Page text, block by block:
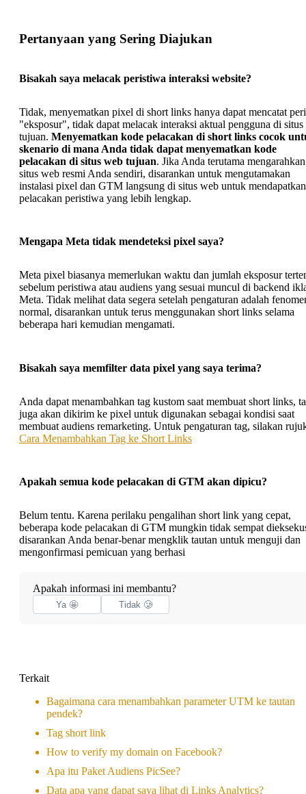
Pertanyaan yang Sering Diajukan
Bisakah saya melacak peristiwa interaksi website?
Tidak, menyematkan pixel di short links hanya dapat mencatat
"eksposur", tidak dapat melacak interaksi aktual pengguna di
tujuan. Menyematkan kode pelacakan di short links cocok
skenario di mana Anda tidak dapat menyematkan kode
pelacakan di situs web tujuan. Jika Anda terutama
situs web resmi Anda sendiri, disarankan untuk mengutamakan
instalasi pixel dan GTM langsung di situs web untuk mendapatkan
pelacakan peristiwa yang lebih lengkap.
Mengapa Meta tidak mendeteksi pixel saya?
Meta pixel biasanya memerlukan waktu dan jumlah eksposur
sebelum peristiwa atau audiens yang sesuai muncul di backend
Meta. Tidak melihat data segera setelah pengaturan adalah
normal, disarankan untuk terus menggunakan short links selama
beberapa hari kemudian mengamati.
Bisakah saya memfilter data pixel yang saya terima?
Anda dapat menambahkan tag kustom saat membuat short links,
juga akan dikirim ke pixel untuk digunakan sebagai kondisi saat
membuat audiens remarketing. Untuk pengaturan tag, silakan
Cara Menambahkan Tag ke Short Links
Apakah semua kode pelacakan di GTM akan dipicu?
Belum tentu. Karena perilaku pengalihan short link yang cepat,
beberapa kode pelacakan di GTM mungkin tidak sempat
disarankan Anda benar-benar mengklik tautan untuk menguji dan
mengonfirmasi pemicuan yang berhasi
Apakah informasi ini membantu?
Ya 🤩 Tidak 🥲
Terkait
Bagaimana cara menambahkan parameter UTM ke tautan
pendek?
Tag short link
How to verify my domain on Facebook?
Apa itu Paket Audiens PicSee?
Data apa yang dapat saya lihat di Links Analytics?